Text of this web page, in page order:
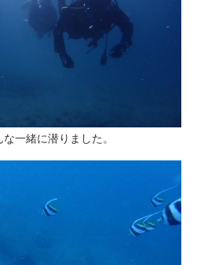
一緒に潜りました。